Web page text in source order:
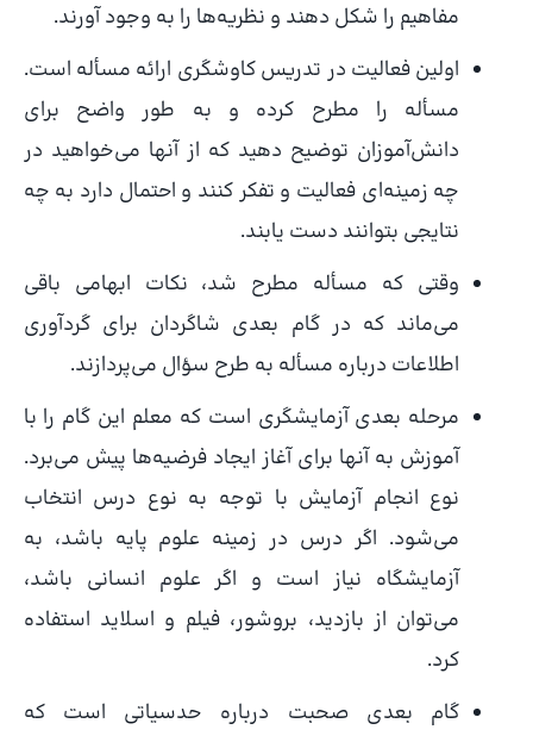
مفاهیم را شکل دهند و نظریه‌ها را به وجود آورند.
اولین فعالیت در تدریس کاوشگری ارائه مسأله است.
مسأله را مطرح کرده و به طور واضح برای
دانش‌آموزان توضیح دهید که از آنها می‌خواهید در
چه زمینه‌ای فعالیت و تفکر کنند و احتمال دارد به چه
نتایجی بتوانند دست یابند.
وقتی که مسأله مطرح شد، نکات ابهامی باقی
می‌ماند که در گام بعدی شاگردان برای گردآوری
اطلاعات درباره مسأله به طرح سؤال می‌پردازند.
مرحله بعدی آزمایشگری است که معلم این گام را با
آموزش به آنها برای آغاز ایجاد فرضیه‌ها پیش می‌برد.
نوع انجام آزمایش با توجه به نوع درس انتخاب
می‌شود. اگر درس در زمینه علوم پایه باشد، به
آزمایشگاه نیاز است و اگر علوم انسانی باشد،
می‌توان از بازدید، بروشور، فیلم و اسلاید استفاده
کرد.
گام بعدی صحبت درباره حدسیاتی است که